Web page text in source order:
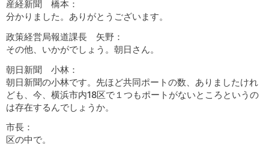
産経新聞 橋本：
分かりました。ありがとうございます。
政策経営局報道課長 矢野：
その他、いかがでしょう。朝日さん。
朝日新聞 小林：
朝日新聞の小林です。先ほど共同ポートの数、ありましたけれ
ども、今、横浜市内18区で１つもポートがないところというの
は存在するんでしょうか。
市長：
区の中で。